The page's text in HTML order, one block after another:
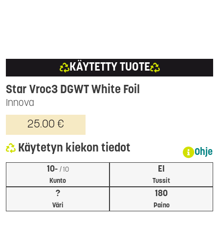
KÄYTETTY TUOTE
Innova
Star Vroc3 DGWT White Foil
25.00 €
Käytetyn kiekon tiedot Ohje
Kunto
10- / 10
Tussit
EI
Väri
?
Paino
180